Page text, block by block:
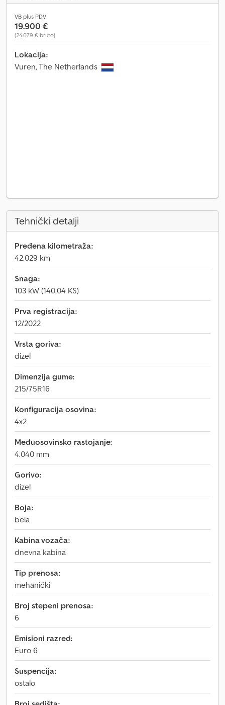
VB plus PDV
19.900 €
(24.079 € bruto)
Lokacija:
Vuren, The Netherlands
Tehnički detalji
Pređena kilometraža:
42.029 km
Snaga:
103 kW (140,04 KS)
Prva registracija:
12/2022
Vrsta goriva:
dizel
Dimenzija gume:
215/75R16
Konfiguracija osovina:
4x2
Međuosovinsko rastojanje:
4.040 mm
Gorivo:
dizel
Boja:
bela
Kabina vozača:
dnevna kabina
Tip prenosa:
mehanički
Broj stepeni prenosa:
6
Emisioni razred:
Euro 6
Suspencija:
ostalo